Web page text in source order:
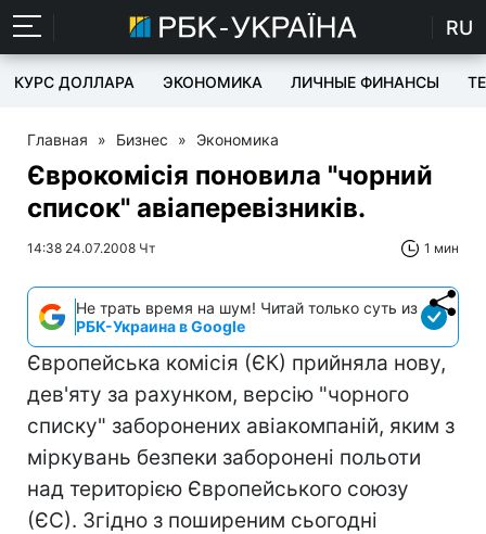
RU
КУРС ДОЛЛАРА ЭКОНОМИКА ЛИЧНЫЕ ФИНАНСЫ
Главная » Бизнес » Экономика
Єврокомісія поновила "чорний
список" авіаперевізників.
14:38 24.07.2008 Чт 1 мин
Не трать время на шум! Читай только суть из
РБК-Украина в Google
Європейська комісія (ЄК) прийняла нову,
дев'яту за рахунком, версію "чорного
списку" заборонених авіакомпаній, яким з
міркувань безпеки заборонені польоти
над територією Європейського союзу
(ЄС). Згідно з поширеним сьогодні